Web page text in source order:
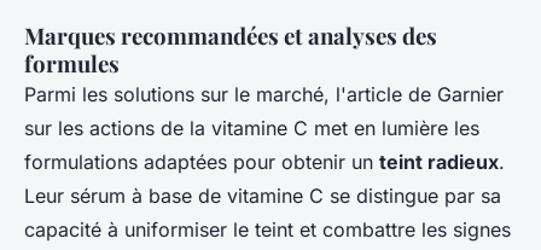
Marques recommandées et analyses des
formules
Parmi les solutions sur le marché, l'article de Garnier
sur les actions de la vitamine C met en lumière les
formulations adaptées pour obtenir un teint radieux.
Leur sérum à base de vitamine C se distingue par sa
capacité à uniformiser le teint et combattre les signes